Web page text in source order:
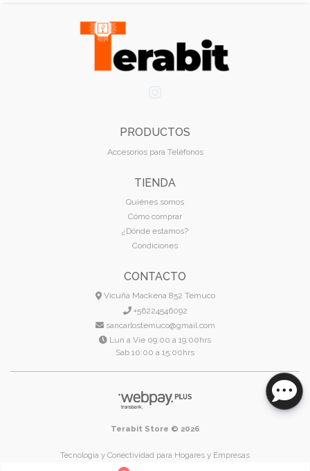
PRODUCTOS
Accesorios para Teléfonos
TIENDA
Quiénes somos
Cómo comprar
¿Dónde estamos?
Condiciones
CONTACTO
Vicuña Mackena 852 Temuco
+56224546092
sancarlostemuco@gmail.com
Lun a Vie 09:00 a 19:00hrs
Sab 10:00 a 15:00hrs
Terabit Store © 2026
Tecnología y Conectividad para Hogares y Empresas
Temuco - Región de La Araucanía - Chile